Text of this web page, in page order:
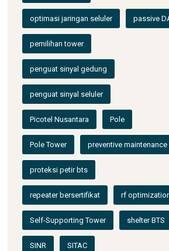
optimasi jaringan seluler passive
pemilihan tower
penguat sinyal gedung
penguat sinyal seluler
Picotel Nusantara Pole
Pole Tower preventive maintenance
proteksi petir bts
repeater bersertifikat rf
Self-Supporting Tower shelter BTS
SINR SITAC